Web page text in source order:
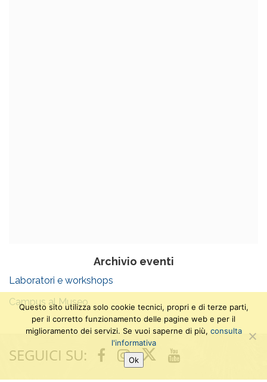
Archivio eventi
Laboratori e workshops
Campus al Museo
SEGUICI SU: Facebook
Instagram
Twitter
Questo sito utilizza solo cookie tecnici, propri e di terze parti,
per il corretto funzionamento delle pagine web e per il
miglioramento dei servizi. Se vuoi saperne di più, consulta
l'informativa
Ok